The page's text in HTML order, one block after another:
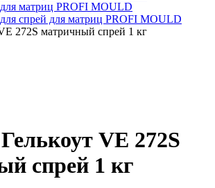
для матриц PROFI MOULD
спрей для матриц PROFI MOULD
272S матричный спрей 1 кг
VE 272S
спрей 1 кг